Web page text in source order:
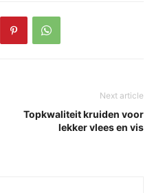
Next article
Topkwaliteit kruiden voor
lekker vlees en vis